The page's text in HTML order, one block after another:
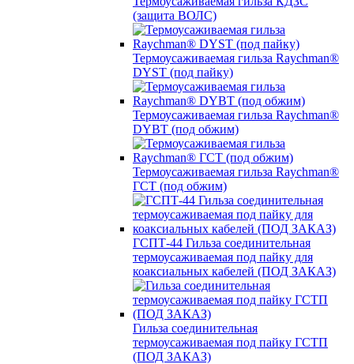
(защита ВОЛС)
Термоусаживаемая гильза Raychman®
DYST (под пайку)
Термоусаживаемая гильза Raychman®
DYBT (под обжим)
Термоусаживаемая гильза Raychman®
ГСТ (под обжим)
ГСПТ-44 Гильза соединительная
термоусаживаемая под пайку для
коаксиальных кабелей (ПОД ЗАКАЗ)
Гильза соединительная
термоусаживаемая под пайку ГСТП
(ПОД ЗАКАЗ)